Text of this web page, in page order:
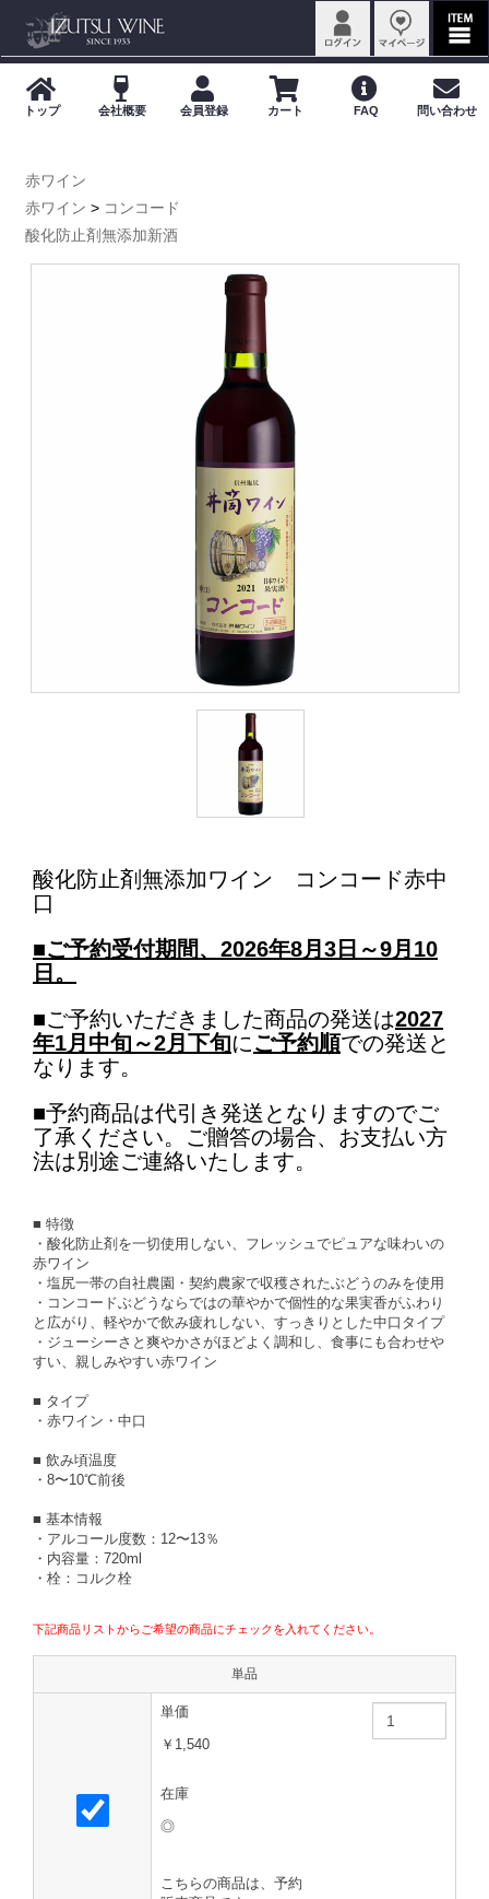
赤ワイン
赤ワイン > コンコード
酸化防止剤無添加新酒
酸化防止剤無添加ワイン コンコード赤中
口
■ご予約受付期間、2026年8月3日～9月10
日。
■ご予約いただきました商品の発送は2027
年1月中旬～2月 下旬にご予約順での発送と
なります。
■予約商品は代引き発送となりますのでご
了承ください。ご贈答の場合、お支払い方
法は別途ご連絡いたします。
■ 特徴
・酸化防止剤を一切使用しない、フレッシュでピュアな味わいの
赤ワイン
・塩尻一帯の自社農園・契約農家で収穫されたぶどうのみを使用
・コンコードぶどうならではの華やかで個性的な果実香がふわり
と広がり、軽やかで飲み疲れしない、すっきりとした中口タイプ
・ジューシーさと爽やかさがほどよく調和し、食事にも合わせや
すい、親しみやすい赤ワイン
■ タイプ
・赤ワイン・中口
■ 飲み頃温度
・8〜10℃前後
■ 基本情報
・アルコール度数：12〜13％
・内容量：720ml
・栓：コルク栓
下記商品リストからご希望の商品にチェックを入れてください。
単品
単価
￥1,540
在庫
◎
こちらの商品は、予約